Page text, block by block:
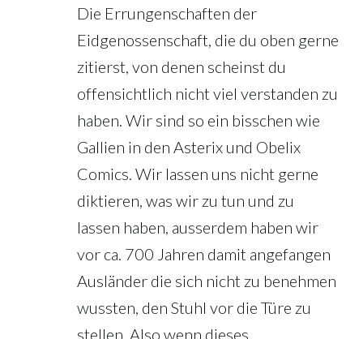
Die Errungenschaften der
Eidgenossenschaft, die du oben gerne
zitierst, von denen scheinst du
offensichtlich nicht viel verstanden zu
haben. Wir sind so ein bisschen wie
Gallien in den Asterix und Obelix
Comics. Wir lassen uns nicht gerne
diktieren, was wir zu tun und zu
lassen haben, ausserdem haben wir
vor ca. 700 Jahren damit angefangen
Ausländer die sich nicht zu benehmen
wussten, den Stuhl vor die Türe zu
stellen. Also wenn dieses